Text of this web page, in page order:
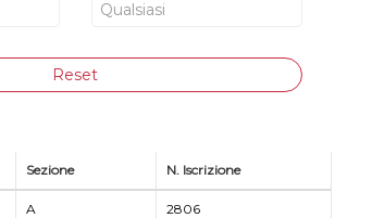
Reset
Sezione N. Iscrizione
A 2806